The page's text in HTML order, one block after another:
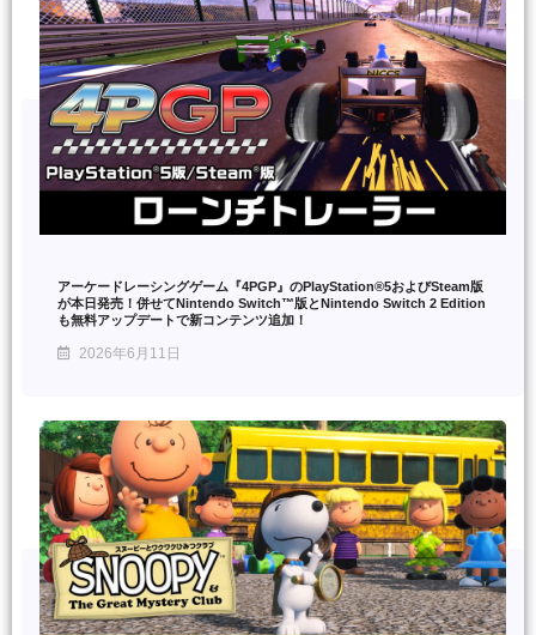
アーケードレーシングゲーム『4PGP』のPlayStation®5およびSteam版
が本日発売！併せてNintendo Switch™版とNintendo Switch 2 Edition
も無料アップデートで新コンテンツ追加！
2026年6月11日